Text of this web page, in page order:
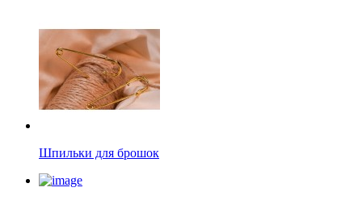
Шпильки для брошок